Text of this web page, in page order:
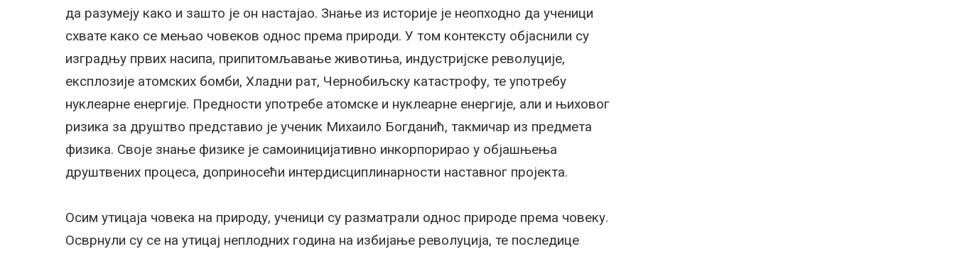
да разумеју како и зашто је он настајао. Знање из историје је неопходно да ученици
схвате како се мењао човеков однос према природи. У том контексту објаснили су
изградњу првих насипа, припитомљавање животиња, индустријске револуције,
експлозије атомских бомби, Хладни рат, Чернобиљску катастрофу, те употребу
нуклеарне енергије. Предности употребе атомске и нуклеарне енергије, али и њиховог
ризика за друштво представио је ученик Михаило Богданић, такмичар из предмета
физика. Своје знање физике је самоиницијативно инкорпорирао у објашњења
друштвених процеса, доприносећи интердисциплинарности наставног пројекта.
Осим утицаја човека на природу, ученици су разматрали однос природе према човеку.
Осврнули су се на утицај неплодних година на избијање револуција, те последице